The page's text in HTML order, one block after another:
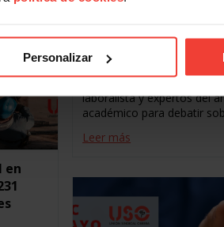
Personalizar
derecho colectivo.
a magistrados, sindicatos,
asociaciones empresariales,
laboralista y expertos del
académico para debatir
Leer más
en